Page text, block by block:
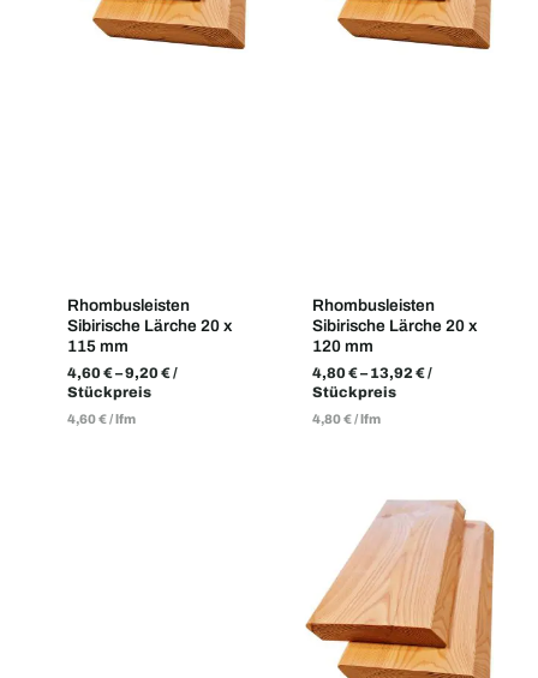
Rhombusleisten
Sibirische Lärche 20 x
115 mm
4,60€–9,20€/
Stückpreis
4,60€/lfm
Rhombusleisten
Sibirische Lärche 20 x
120 mm
4,80€–13,92€/
Stückpreis
4,80€/lfm